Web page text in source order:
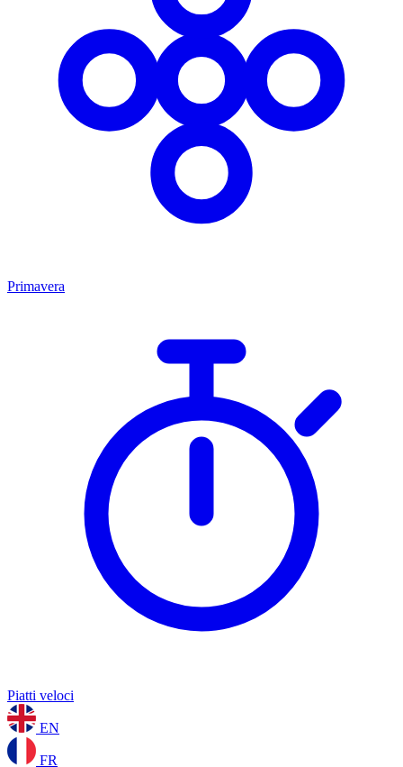
Primavera
Piatti veloci
EN
FR